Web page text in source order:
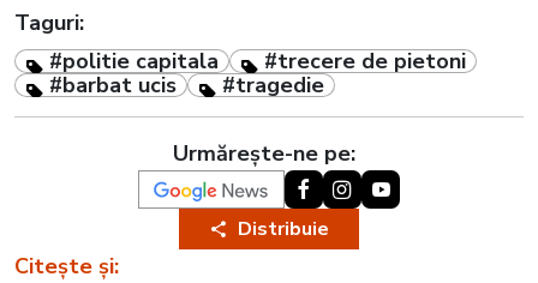
Taguri:
#politie capitala
#trecere de pietoni
#barbat ucis
#tragedie
Urmărește-ne pe:
Distribuie
Citește și: